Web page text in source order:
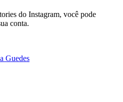
do Instagram, você pode
conta.
Guedes